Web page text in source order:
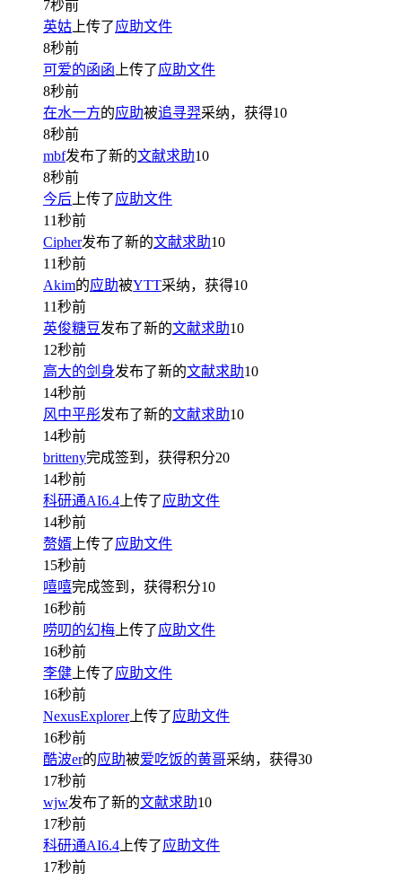
7秒前
英姑 上传了应助文件
8秒前
可爱的函函 上传了应助文件
8秒前
在水一方的应助被追寻羿采纳，获得10
8秒前
mbf发布了新的文献求助10
8秒前
今后 上传了应助文件
11秒前
Cipher发布了新的文献求助10
11秒前
Akim的应助被YTT采纳，获得10
11秒前
英俊糖豆发布了新的文献求助10
12秒前
高大的剑身发布了新的文献求助10
14秒前
风中平彤发布了新的文献求助10
14秒前
britteny完成签到，获得积分20
14秒前
科研通AI6.4 上传了应助文件
14秒前
赘婿 上传了应助文件
15秒前
嘻嘻完成签到，获得积分10
16秒前
唠叨的幻梅 上传了应助文件
16秒前
李健 上传了应助文件
16秒前
NexusExplorer上传了应助文件
16秒前
酷波er的应助被爱吃饭的黄哥采纳，获得30
17秒前
wjw发布了新的文献求助10
17秒前
科研通AI6.4 上传了应助文件
17秒前